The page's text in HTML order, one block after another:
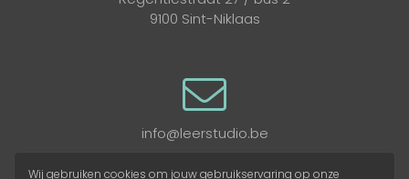
9100 Sint-Niklaas
info@leerstudio.be
Wij gebruiken cookies om jouw gebruikservaring op onze